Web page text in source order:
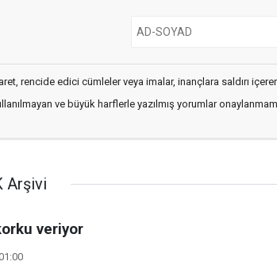
rencide edici cümleler veya imalar, inançlara saldırı
ve büyük harflerle yazılmış yorumlar
Arşivi
veriyor